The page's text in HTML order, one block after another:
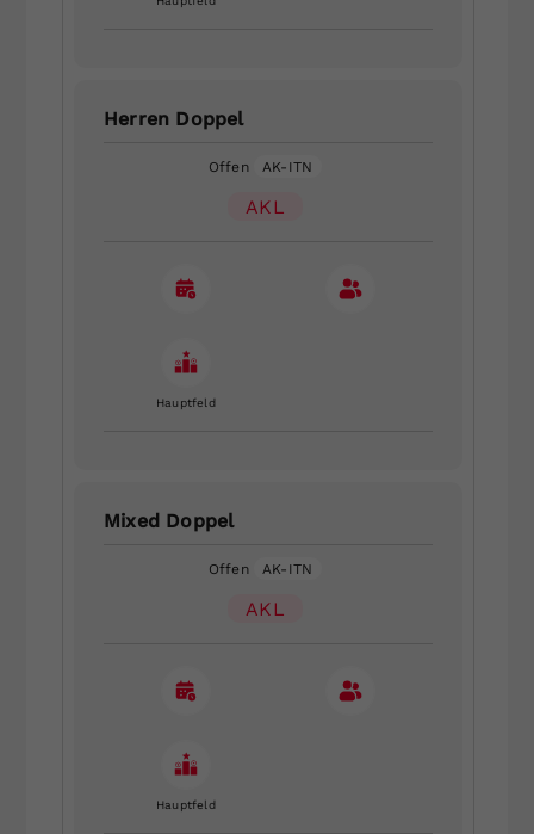
Herren Doppel
Offen AK-ITN
AKL
Hauptfeld
Mixed Doppel
Offen AK-ITN
AKL
Hauptfeld